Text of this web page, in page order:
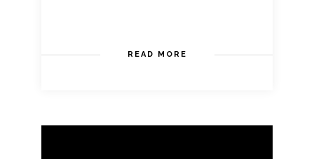
READ MORE